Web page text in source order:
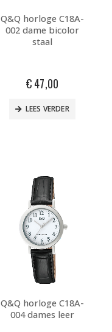
Q&Q horloge C18A-
002 dame bicolor
staal
€47,00
LEES VERDER
Q&Q horloge C18A-
004 dames leer